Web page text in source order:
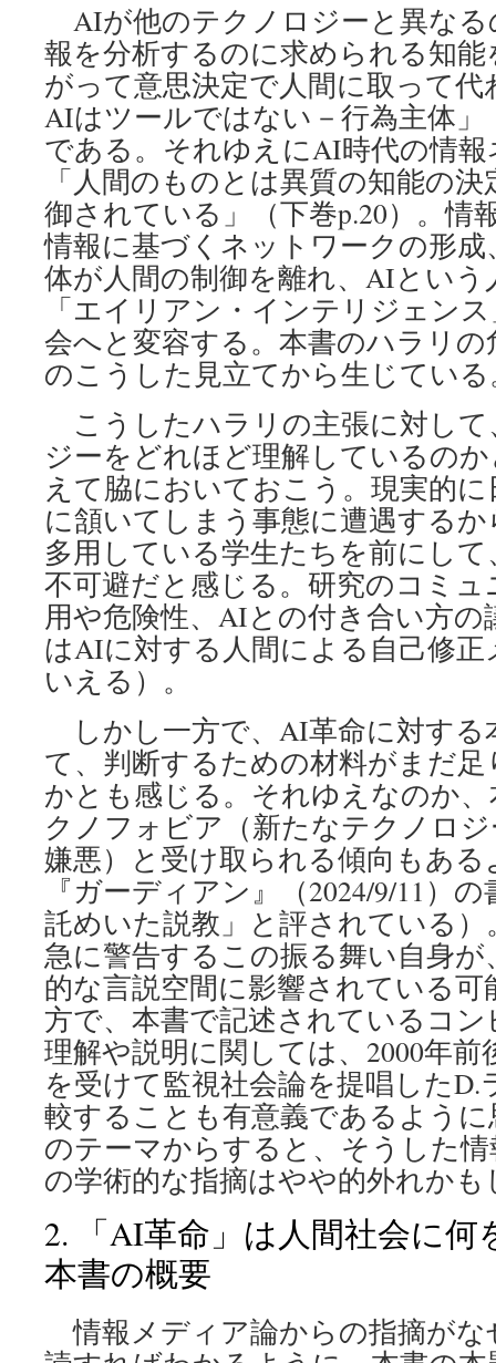
AIが他のテクノロジーと異な
報を分析するのに求められる知
がって意思決定で人間に取って
AIはツールではない－行為主体」
である。それゆえにAI時代の情
「人間のものとは異質の知能の
御されている」（下巻p.20）。情
情報に基づくネットワークの形
体が人間の制御を離れ、AIという
「エイリアン・インテリジェン
会へと変容する。本書のハラリ
のこうした見立てから生じている
こうしたハラリの主張に対し
ジーをどれほど理解しているの
えて脇においておこう。現実的
に頷いてしまう事態に遭遇する
多用している学生たちを前にし
不可避だと感じる。研究のコミ
用や危険性、AIとの付き合い方
はAIに対する人間による自己修
いえる）。
しかし一方で、AI革命に対する
て、判断するための材料がまだ
かとも感じる。それゆえなのか
クノフォビア（新たなテクノロ
嫌悪）と受け取られる傾向もあ
『ガーディアン』（2024/9/11）
託めいた説教」と評されている
急に警告するこの振る舞い自身
的な言説空間に影響されている
方で、本書で記述されているコ
理解や説明に関しては、2000年前
を受けて監視社会論を提唱した
較することも有意義であるよう
のテーマからすると、そうした
の学術的な指摘はやや的外れか
2. 「AI革命」は人間社会に
本書の概要
情報メディア論からの指摘がな